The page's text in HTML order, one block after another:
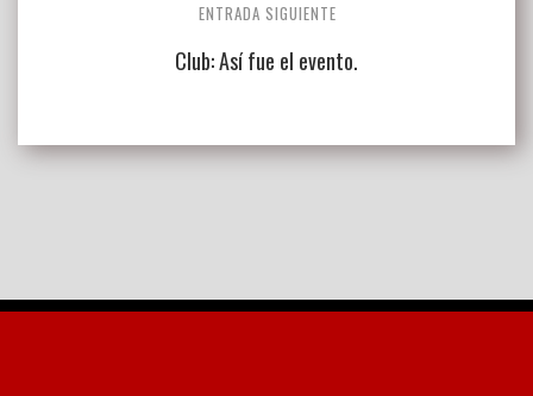
ENTRADA SIGUIENTE
Club: Así fue el evento.